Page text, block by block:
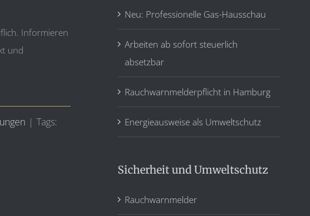
Informieren
und
| Tags:
Neu: Professionelle Gas-Hausschau
Arbeiten ab sofort steuerlich
absetzbar
Rauchwarnmelderpflicht in Hamburg
Energieausweise als Umweltschutz
Sicherheit und Umweltschutz
Rauchwarnmelder